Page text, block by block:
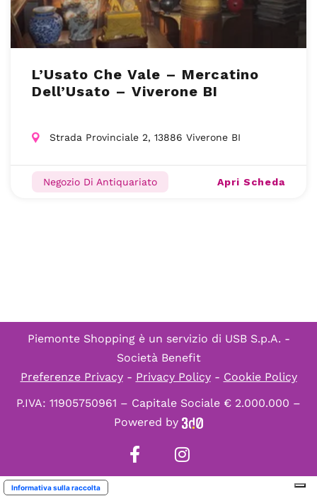
L’Usato Che Vale – Mercatino
Dell’Usato – Viverone BI
Strada Provinciale 2, 13886 Viverone BI
Negozio Di Antiquariato Apri Scheda
Piemonte Shopping è un servizio di USB S.p.A. -
Società Benefit
Preferenze Privacy- Privacy Policy- Cookie Policy
P.IVA: 11905750961 – Capitale Sociale € 2.000.000 –
Powered by
Informativa sulla raccolta